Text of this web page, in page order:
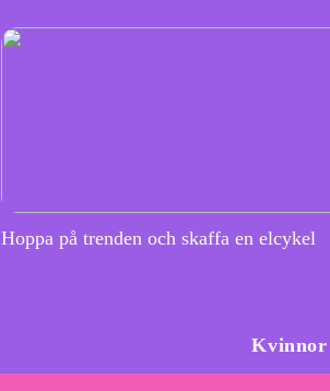
Hoppa på trenden och skaffa en elcykel
Kvinnor